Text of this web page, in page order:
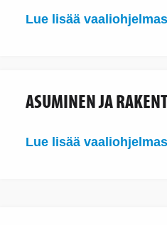
Lue lisää
ASUMINEN JA
Lue lisää